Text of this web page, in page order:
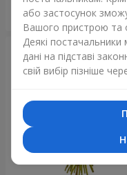
Замовити
або застосунок
Вашого пристрою та
Деякі
дані на підставі
свій вибір пізніше